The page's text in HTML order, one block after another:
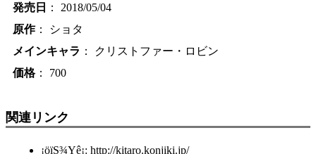
発売日
： 2018/05/04
原作： ショタ
メインキャラ ： クリストファー・ロビン
価格： 700
関連リンク
¡öïS¾Yê¡: http://kitaro.konjiki.jp/